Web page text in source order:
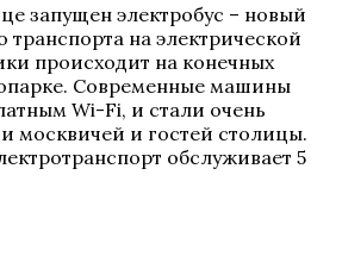
запущен электробус – новый
транспорта на электрической
происходит на конечных
Современные машины
Wi-Fi, и стали очень
москвичей и гостей столицы.
обслуживает 5